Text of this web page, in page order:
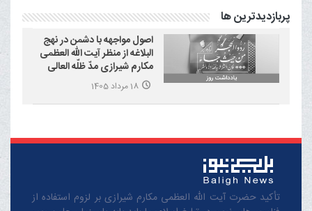
پربازدیدترین ها
اصول مواجهه با دشمن در نهج
البلاغه از منظر آیت الله العظمی
مکارم شیرازی مدّ ظلّه العالی
18 مرداد 1405
تأکید حضرت آیت الله العظمی مکارم شیرازی بر لزوم استفاده از